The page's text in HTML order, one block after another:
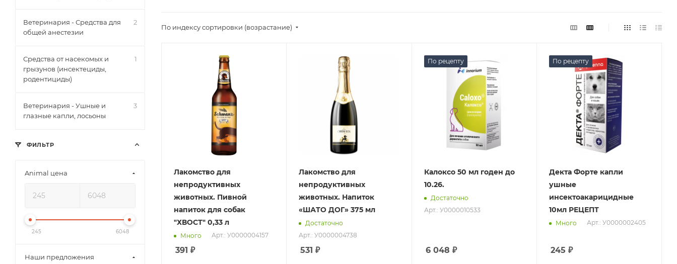
По индексу сортировки (возрастание)
Лакомство для
непродуктивных
животных. Пивной
напиток для собак
"ХВОСТ" 0,33 л
Много Арт.: У0000004157
391 ₽
Лакомство для
непродуктивных
животных. Напиток
«ШАТО ДОГ» 375 мл
Достаточно
Арт.: У0000004738
531 ₽
По рецепту
Калоксо 50 мл годен до
10.26.
Достаточно
Арт.: У0000010533
6 048 ₽
По рецепту
Декта Форте капли
ушные
инсектоакарицидные
10мл РЕЦЕПТ
Много Арт.: У0000002405
245 ₽
Ветеринария - Средства для
общей анестезии
2
Средства от насекомых и
грызунов (инсектециды,
родентициды)
1
Ветеринария - Ушные и
глазные капли, лосьоны
3
ФИЛЬТР
Animal цена
245 6048
Наши предложения